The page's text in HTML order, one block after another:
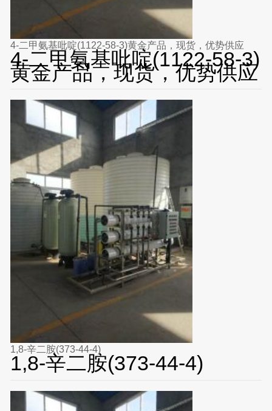
4-二甲氨基吡啶(1122-58-3)黄金产品，现货，优势供应
4-二甲氨基吡啶(1122-58-3)
黄金产品，现货，优势供应
1,8-辛二胺(373-44-4)
1,8-辛二胺(373-44-4)